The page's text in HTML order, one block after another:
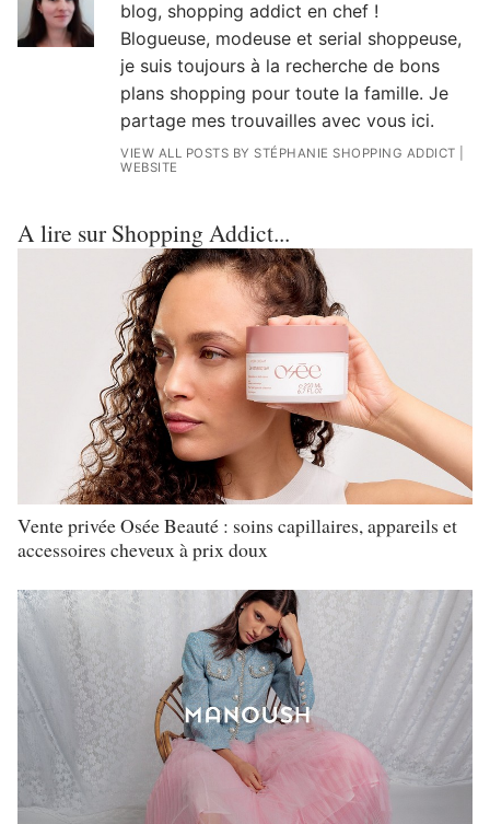
blog, shopping addict en chef !
Blogueuse, modeuse et serial shoppeuse,
je suis toujours à la recherche de bons
plans shopping pour toute la famille. Je
partage mes trouvailles avec vous ici.
VIEW ALL POSTS BY STÉPHANIE SHOPPING ADDICT
WEBSITE
A lire sur Shopping Addict...
Vente privée Osée Beauté : soins capillaires, appareils et
accessoires cheveux à prix doux